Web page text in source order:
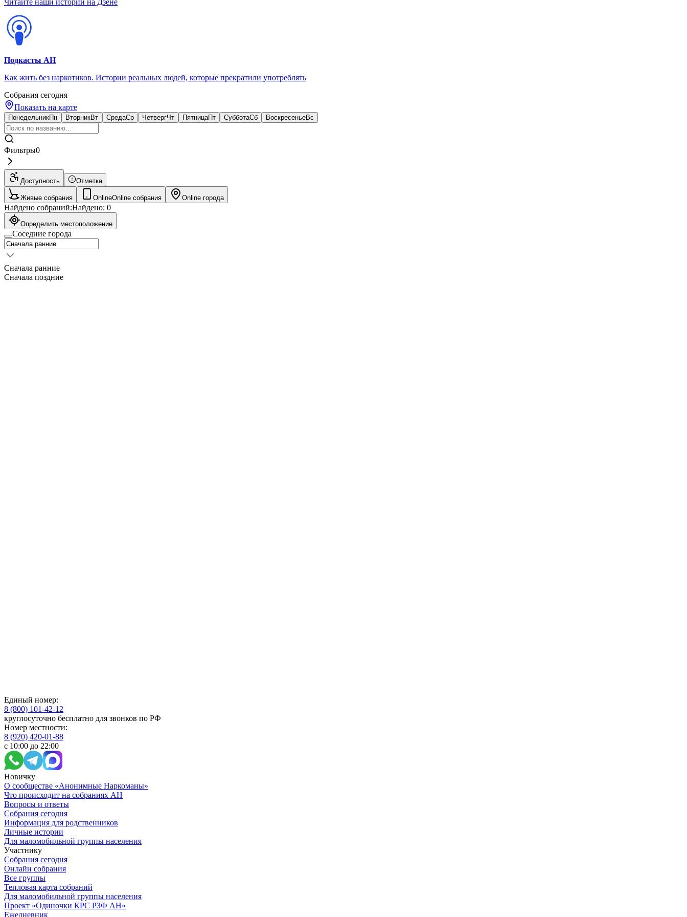
Читайте наши истории на Дзене
Подкасты АН
Как жить без наркотиков. Истории реальных людей, которые прекратили употреблять
Собрания сегодня
Показать на карте
ПонедельникПн ВторникВт СредаСр ЧетвергЧт ПятницаПт СубботаСб ВоскресеньеВс
Фильтры0
Доступность Отметка
Живые собрания OnlineOnline собрания Online города
Найдено собраний:Найдено: 0
Определить местоположение
Соседние города
Сначала ранние
Сначала поздние
Единый номер:
8 (800) 101-42-12
круглосуточно бесплатно для звонков по РФ
Номер местности:
8 (920) 420-01-88
с 10:00 до 22:00
Новичку
О сообществе «Анонимные Наркоманы»
Что происходит на собраниях АН
Вопросы и ответы
Собрания сегодня
Информация для родственников
Личные истории
Для маломобильной группы населения
Участнику
Собрания сегодня
Онлайн собрания
Все группы
Тепловая карта собраний
Для маломобильной группы населения
Проект «Одиночки КРС РЗФ АН»
Ежедневник